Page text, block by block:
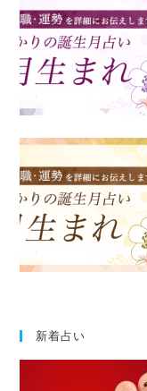
相
性
の
良
生
日
を
鑑
定
新着占い